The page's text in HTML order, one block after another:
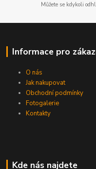
Můžete se kdykoli
Informace pro
O nás
Jak nakupovat
Obchodní podmínky
Fotogalerie
Kontakty
Kde nás najdete